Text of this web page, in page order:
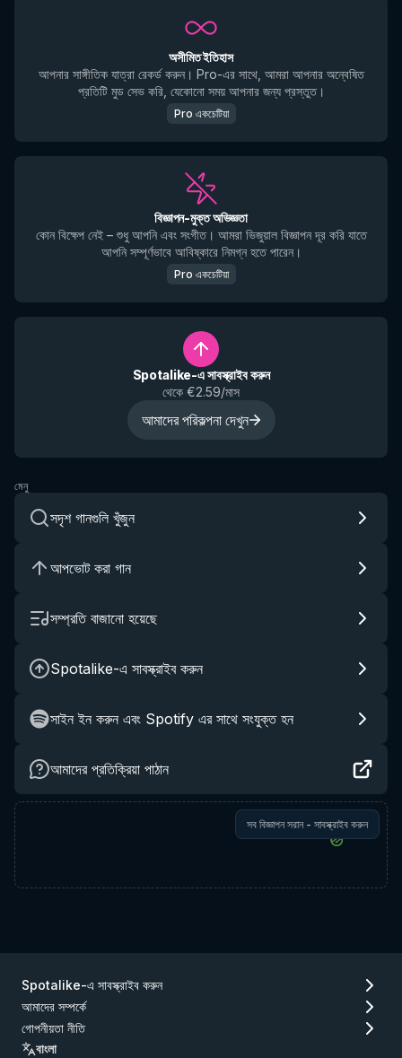
অসীমিত ইতিহাস
আপনার সাঙ্গীতিক যাত্রা রেকর্ড করুন। Pro-এর সাথে, আমরা আপনার অন্বেষিত
প্রতিটি মুড সেভ করি, যেকোনো সময় আপনার জন্য প্রস্তুত।
Pro একচেটিয়া
বিজ্ঞাপন-মুক্ত অভিজ্ঞতা
কোন বিক্ষেপ নেই – শুধু আপনি এবং সংগীত। আমরা ভিজুয়াল বিজ্ঞাপন দূর করি যাতে
আপনি সম্পূর্ণভাবে আবিষ্কারে নিমগ্ন হতে পারেন।
Pro একচেটিয়া
Spotalike-এ সাবস্ক্রাইব করুন
থেকে €2.59/মাস
আমাদের পরিকল্পনা দেখুন
মেনু
সদৃশ গানগুলি খুঁজুন
আপভোট করা গান
সম্প্রতি বাজানো হয়েছে
Spotalike-এ সাবস্ক্রাইব করুন
সাইন ইন করুন এবং Spotify এর সাথে সংযুক্ত হন
আমাদের প্রতিক্রিয়া পাঠান
সব বিজ্ঞাপন সরান - সাবস্ক্রাইব করুন
Spotalike-এ সাবস্ক্রাইব করুন
আমাদের সম্পর্কে
গোপনীয়তা নীতি
বাংলা